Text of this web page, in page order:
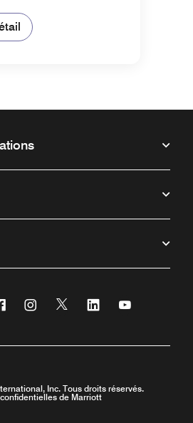
Facebook
une nouvelle fenêtre
Instagram
Ouvre une nouvelle fenêtre
Twitter
Ouvre une nouvelle
Linkedin
Ouvre uneOuvre une
Inc. Tous droits réservés.
de Marriott